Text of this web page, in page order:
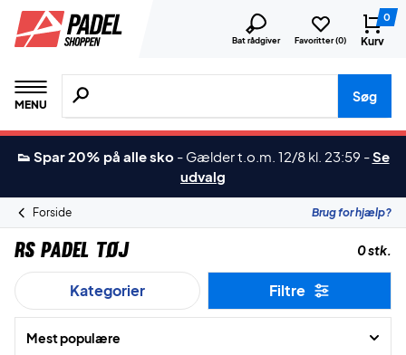
Bat rådgiver Favoritter (0)
0
Kurv
MENU
Søg efter produkter, mærker etc.
Søg
👟 Spar 20% på alle sko - Gælder t.o.m. 12/8 kl. 23:59 -Se
udvalg
Forside Brug for hjælp?
RS Padel Tøj 0 stk.
Kategorier Filtre
Mest populære